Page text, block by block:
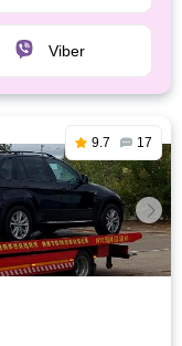
Viber
9.7 17